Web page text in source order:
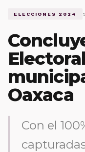
ELECCIONES 2024
Oaxaca
Con el